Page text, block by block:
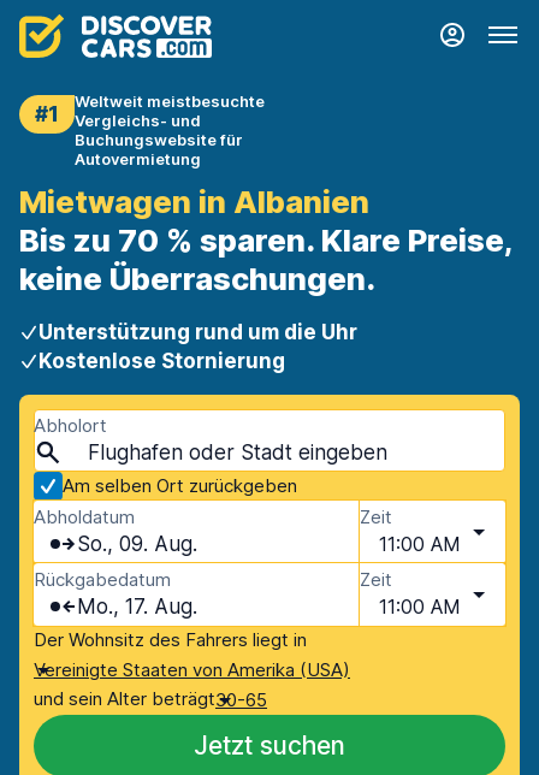
#1
Weltweit meistbesuchte
Vergleichs- und
Buchungswebsite für
Autovermietung
Mietwagen in Albanien
Bis zu 70 % sparen. Klare Preise,
keine Überraschungen.
Unterstützung rund um die Uhr
Kostenlose Stornierung
Abholort
Am selben Ort zurückgeben
Abholdatum
So., 09. Aug.
Zeit
11:00 AM
Rückgabedatum
Mo., 17. Aug.
Zeit
11:00 AM
Der Wohnsitz des Fahrers liegt in
Vereinigte Staaten von Amerika (USA)
und sein Alter beträgt30-65
Jetzt suchen